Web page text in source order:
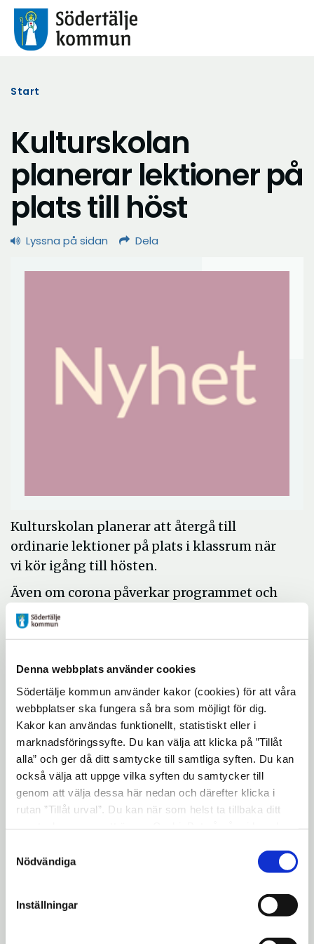
Denna webbplats använder cookies
Södertälje kommun använder kakor (cookies) för att våra
webbplatser ska fungera så bra som möjligt för dig.
Kakor kan användas funktionellt, statistiskt eller i
marknadsföringssyfte. Du kan välja att klicka på ”Tillåt
alla” och ger då ditt samtycke till samtliga syften. Du kan
också välja att uppge vilka syften du samtycker till
genom att välja dessa här nedan och därefter klicka i
rutan ”Tillåt urval”. Du kan när som helst ta tillbaka ditt
"Visa detaljer" kan du läsa om hur kakorna används och
hur vi och våra leverantörer inhämtar och behandlar
Nödvändiga
Inställningar
Start
Kulturskolan
planerar lektioner på
plats till höst
Lyssna på sidan Dela
Kulturskolan planerar att återgå till
ordinarie lektioner på plats i klassrum när
vi kör igång till hösten.
Även om corona påverkar programmet och
hur viss undervisning går till så fortsätter
verksamheten. Se kurskatalogen och låt dig
Anmälan till kurskatalogen
Vid frågor, kontakta oss på telefon: 08-523
015 38 eller maila oss genom att klicka på
mailto:http://kulturskolan@sodertalje.seÖppna
nytt